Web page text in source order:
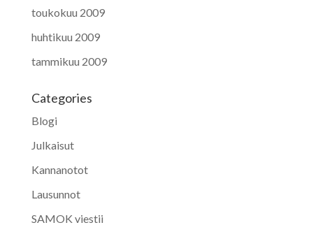
toukokuu 2009
huhtikuu 2009
tammikuu 2009
Categories
Blogi
Julkaisut
Kannanotot
Lausunnot
SAMOK viestii